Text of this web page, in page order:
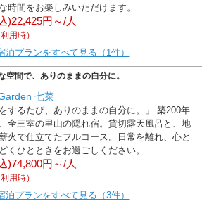
時間をお楽しみいただけます。
)22,425円～/人
用時）
泊プランをすべて見る（1件）
空間で、ありのままの自分に。
七菜
をするたび、ありのままの自分に。」 築200年
全三室の里山の隠れ宿。貸切露天風呂と、地
火で仕立てたフルコース。日常を離れ、心と
くひとときをお過ごしください。
)74,800円～/人
用時）
泊プランをすべて見る（3件）